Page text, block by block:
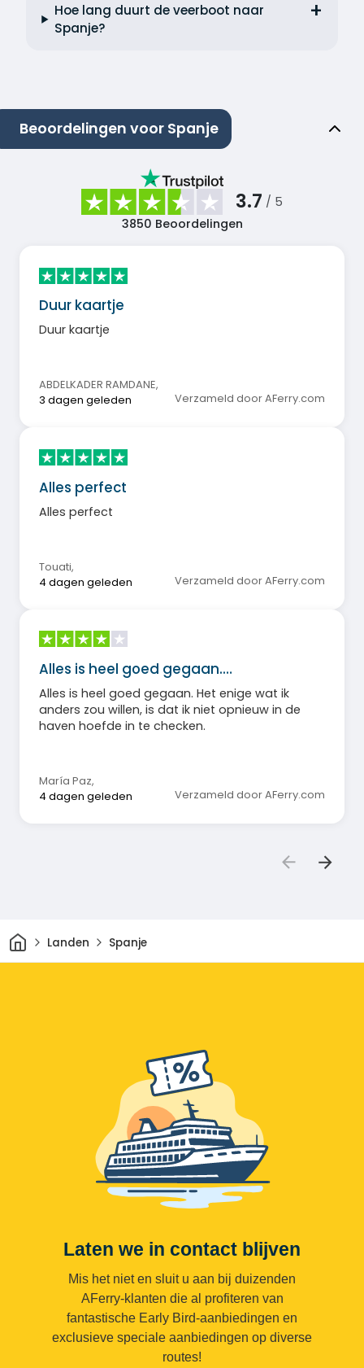
Hoe lang duurt de veerboot naar
Spanje?
Beoordelingen voor Spanje
3.7 / 5
3850 Beoordelingen
Duur kaartje
Duur kaartje
ABDELKADER RAMDANE,
3 dagen geleden
Verzameld door AFerry.com
Alles perfect
Alles perfect
Touati,
4 dagen geleden
Verzameld door AFerry.com
Alles is heel goed gegaan.…
Alles is heel goed gegaan. Het enige wat ik
anders zou willen, is dat ik niet opnieuw in de
haven hoefde in te checken.
María Paz,
4 dagen geleden
Verzameld door AFerry.com
ThuisLanden Spanje
Laten we in contact blijven
Mis het niet en sluit u aan bij duizenden
AFerry-klanten die al profiteren van
fantastische Early Bird-aanbiedingen en
exclusieve speciale aanbiedingen op diverse
routes!